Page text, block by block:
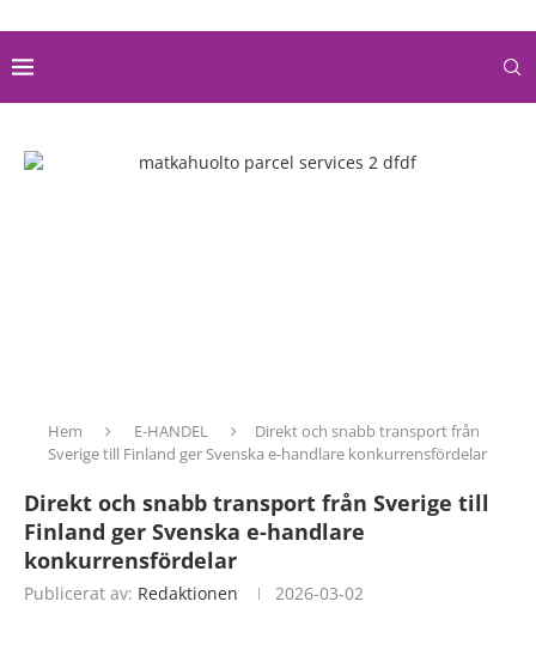
Hem E-HANDEL
Direkt och snabb transport från
Sverige till Finland ger Svenska e-handlare konkurrensfördelar
Direkt och snabb transport från Sverige till
Finland ger Svenska e-handlare
konkurrensfördelar
Publicerat av: Redaktionen 2026-03-02